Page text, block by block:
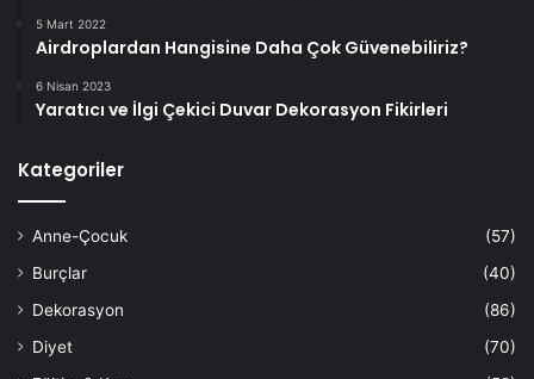
5 Mart 2022
Airdroplardan Hangisine Daha Çok Güvenebiliriz?
6 Nisan 2023
Yaratıcı ve İlgi Çekici Duvar Dekorasyon Fikirleri
Kategoriler
Anne-Çocuk
(57)
Burçlar
(40)
Dekorasyon
(86)
Diyet
(70)